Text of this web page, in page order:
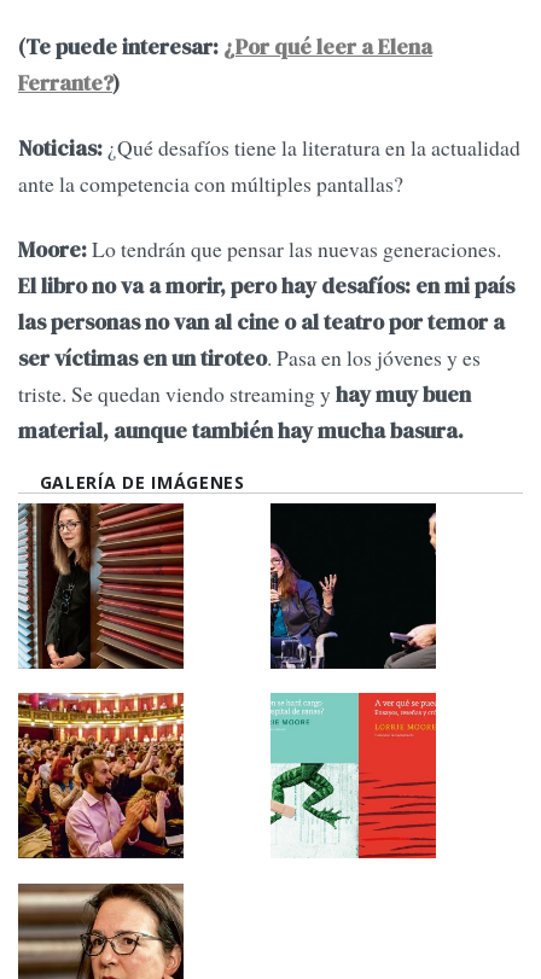
(Te puede interesar: ¿Por qué leer a Elena
Ferrante?)
Noticias: ¿Qué desafíos tiene la literatura en la actualidad
ante la competencia con múltiples pantallas?
Moore:Lo tendrán que pensar las nuevas generaciones.
El libro no va a morir, pero hay desafíos: en mi país
las personas no van al cine o al teatro por temor a
ser víctimas en un tiroteo. Pasa en los jóvenes y es
triste. Se quedan viendo streaming y hay muy buen
material, aunque también hay mucha basura.
GALERÍA DE IMÁGENES